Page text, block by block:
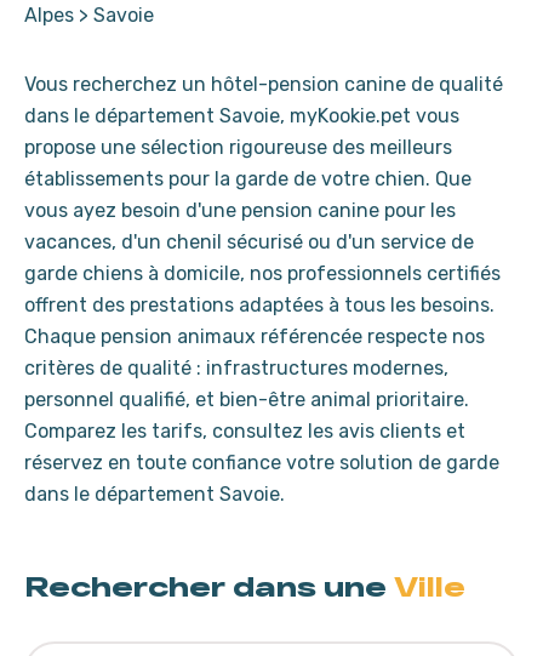
Alpes > Savoie
Vous recherchez un hôtel-pension canine de qualité
dans le département Savoie, myKookie.pet vous
propose une sélection rigoureuse des meilleurs
établissements pour la garde de votre chien. Que
vous ayez besoin d'une pension canine pour les
vacances, d'un chenil sécurisé ou d'un service de
garde chiens à domicile, nos professionnels certifiés
offrent des prestations adaptées à tous les besoins.
Chaque pension animaux référencée respecte nos
critères de qualité : infrastructures modernes,
personnel qualifié, et bien-être animal prioritaire.
Comparez les tarifs, consultez les avis clients et
réservez en toute confiance votre solution de garde
dans le département Savoie.
Rechercher dans une Ville